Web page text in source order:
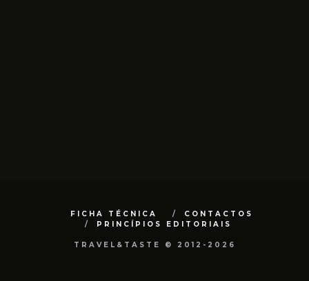
FICHA TÉCNICA
CONTACTOS
PRINCÍPIOS EDITORIAIS
TRAVEL&TASTE © 2012-2026